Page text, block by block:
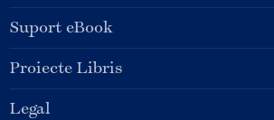
Suport eBook
Proiecte Libris
Legal